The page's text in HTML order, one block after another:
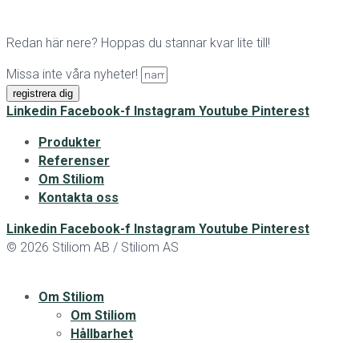
Redan här nere? Hoppas du stannar kvar lite till!
Missa inte våra nyheter!
registrera dig
Linkedin Facebook-f Instagram Youtube Pinterest
Produkter
Referenser
Om Stiliom
Kontakta oss
Linkedin Facebook-f Instagram Youtube Pinterest
© 2026 Stiliom AB / Stiliom AS
Om Stiliom
Om Stiliom
Hållbarhet